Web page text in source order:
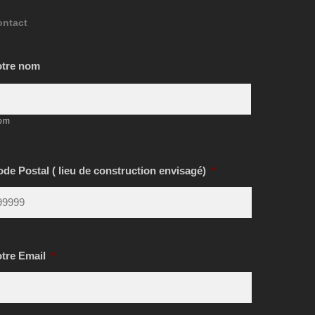
nom
Postal ( lieu de construction envisagé) *
Email *